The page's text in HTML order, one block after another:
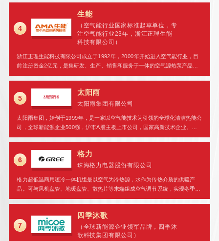
产、销售、服务于一体
干系统等新能源产品，
致力于为用户提供高效
节能的热水和冷暖解决
方案。
计、生产、销售、服务
4
生能
（空气能行业国家标准起草单位，专
注空气能行业23年，浙江正理生能
科技有限公司）
浙江正理生能科技有限公司成立于1992年，2000年开始进入空气能行业，目
前注册资金2亿元，是集研发、生产、销售和服务于一体的空气源热泵产品专
业化企业。产品覆盖冷暖、热水、泳池、烘干等领域，是目前国内专业的空气
5
太阳雨
太阳雨集团有限公司
太阳雨集团，始创于1999年，是一家以空气能技术为引领的全球化清洁热能公
司，全球新能源企业500强，沪市A股主板上市公司，国家高新技术企业。集
团业务以空气能为核
6
格力
珠海格力电器股份有限公司
格力超低温商用暖冷一体机组是以空气为冷热源，水作为传热介质的供暖产
品。可与风机盘管、地暖盘管、散热片等末端组成空气调节系统，实现冬季采
暖、夏季制冷。机组采用模块
7
四季沐歌
（全球新能源企业领军品牌，四季沐
歌科技集团有限公司）